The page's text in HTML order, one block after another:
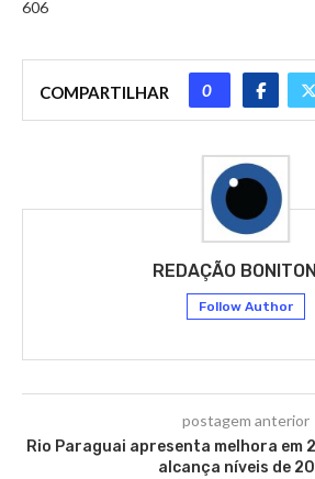
606
COMPARTILHAR 0
REDAÇÃO
Follow Author
postagem anterior
Rio Paraguai apresenta melhora em
alcança níveis de